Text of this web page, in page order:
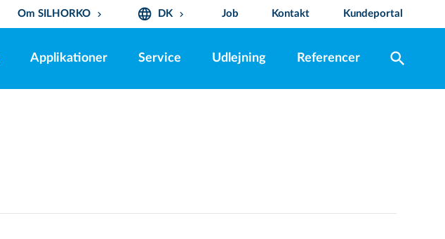
Om SILHORKO keyboard_arrow_down language DK keyboard_arrow_down Job Kontakt Kundeportal
Applikationer Service Udlejning Referencer search